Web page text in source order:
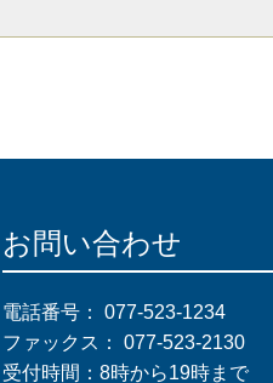
お問い合わせ
電話番号： 077-523-1234
ファックス： 077-523-2130
受付時間：8時から19時まで